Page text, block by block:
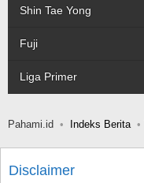
Shin Tae Yong
Fuji
Liga Primer
Pahami.id Indeks Berita
Disclaimer